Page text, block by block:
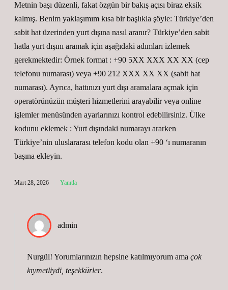
Metnin başı düzenli, fakat özgün bir bakış açısı biraz eksik
kalmış. Benim yaklaşımım kısa bir başlıkla şöyle: Türkiye’den
sabit hat üzerinden yurt dışına nasıl aranır? Türkiye’den sabit
hatla yurt dışını aramak için aşağıdaki adımları izlemek
gerekmektedir: Örnek format : +90 5XX XXX XX XX (cep
telefonu numarası) veya +90 212 XXX XX XX (sabit hat
numarası). Ayrıca, hattınızı yurt dışı aramalara açmak için
operatörünüzün müşteri hizmetlerini arayabilir veya online
işlemler menüsünden ayarlarınızı kontrol edebilirsiniz. Ülke
kodunu eklemek : Yurt dışındaki numarayı ararken
Türkiye’nin uluslararası telefon kodu olan +90 ‘ı numaranın
başına ekleyin.
Mart 28, 2026 Yanıtla
admin
Nurgül! Yorumlarınızın hepsine katılmıyorum ama çok
kıymetliydi, teşekkürler.